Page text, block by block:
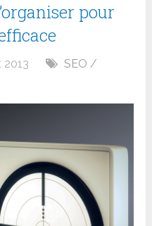
pour
2013
SEO /